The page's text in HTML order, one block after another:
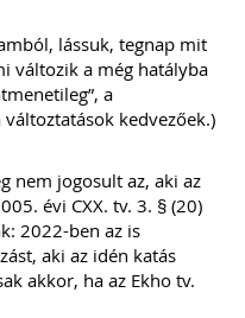
szabályok: bérleti díj,
karbantartás, valamint a
kifizetése ingatlan átadásával
vállalkozás esetén
kényszertörlés –
és beszámolási
kizárólag online
érhető el!
lássuk, tegnap mit
változik a még hatályba
a
kedvezőek.)
nem jogosult az, aki az
évi CXX. tv. 3. § (20)
2022-ben az is
aki az idén katás
akkor, ha az Ekho tv.